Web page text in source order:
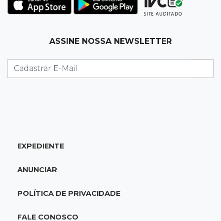
Palmeiras e Vasco confirmam vagas nas
Eleitorado aprova teste da urna, mas diz que
colinha será "fundamental"
Escolas municipais lideram notas do Ensino
ASSINE NOSSA NEWSLETTER
EXPEDIENTE
ANUNCIAR
POLÍTICA DE PRIVACIDADE
FALE CONOSCO